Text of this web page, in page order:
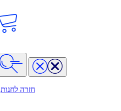
חזרה לחנות